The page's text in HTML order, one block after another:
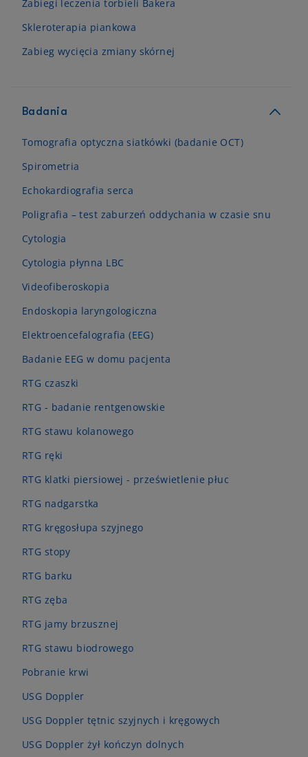
Zabiegi leczenia torbieli Bakera
Skleroterapia piankowa
Zabieg wycięcia zmiany skórnej
Badania
Tomografia optyczna siatkówki (badanie OCT)
Spirometria
Echokardiografia serca
Poligrafia – test zaburzeń oddychania w czasie snu
Cytologia
Cytologia płynna LBC
Videofiberoskopia
Endoskopia laryngologiczna
Elektroencefalografia (EEG)
Badanie EEG w domu pacjenta
RTG czaszki
RTG - badanie rentgenowskie
RTG stawu kolanowego
RTG ręki
RTG klatki piersiowej - prześwietlenie płuc
RTG nadgarstka
RTG kręgosłupa szyjnego
RTG stopy
RTG barku
RTG zęba
RTG jamy brzusznej
RTG stawu biodrowego
Pobranie krwi
USG Doppler
USG Doppler tętnic szyjnych i kręgowych
USG Doppler żył kończyn dolnych